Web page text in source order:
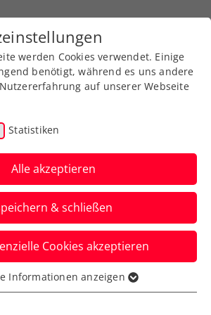
Newsübersicht
Garros-
kommen
Open
Wildcards für das
in Tirol stehen indes
gehen an Österreicher.
werden Cookies verwendet. Einige
benötigt, während es uns andere
auf unserer Webseite
Statistiken
Alle akzeptieren
& schließen
Cookies akzeptieren
werden für grundlegende
Informationen anzeigen